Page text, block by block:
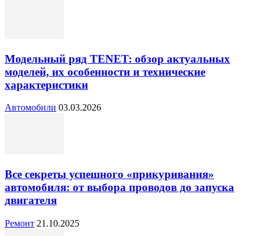
Модельный ряд TENET: обзор актуальных
моделей, их особенности и технические
характеристики
Автомобили 03.03.2026
Все секреты успешного «прикуривания»
автомобиля: от выбора проводов до запуска
двигателя
Ремонт 21.10.2025